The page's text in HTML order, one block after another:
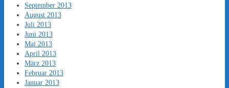
September 2013
August 2013
Juli 2013
Juni 2013
Mai 2013
April 2013
März 2013
Februar 2013
Januar 2013